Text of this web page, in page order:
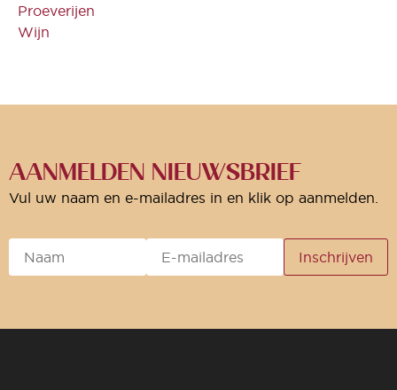
Proeverijen
Wijn
AANMELDEN NIEUWSBRIEF
Vul uw naam en e-mailadres in en klik op aanmelden.